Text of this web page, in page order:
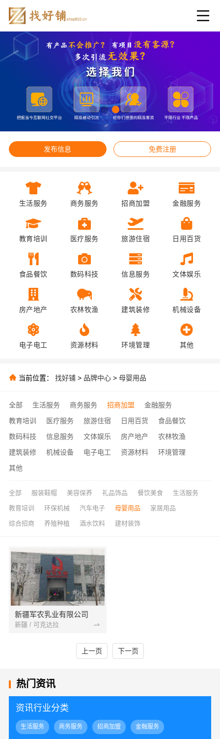
发布信息 免费注册
生活服务 商务服务 招商加盟 金融服务
教育培训 医疗服务 旅游住宿 日用百货
食品餐饮 数码科技 信息服务 文体娱乐
房产地产 农林牧渔 建筑装修 机械设备
电子电工 资源材料 环境管理 其他
当前位置： 找好铺 > 品牌中心 > 母婴用品
全部 生活服务 商务服务 招商加盟
金融服务
教育培训
医疗服务 旅游住宿 日用百货
食品餐饮
数码科技
信息服务 文体娱乐 房产地产
农林牧渔
建筑装修
机械设备 电子电工 资源材料
环境管理
其他
全部 服装鞋帽 美容保养 礼品饰品 餐饮美食 生活服务
教育培训 环保机械 汽车电子 母婴用品 家居用品
综合招商 养殖种植 酒水饮料 建材装饰
新疆军农乳业有限公司
新疆 / 可克达拉
上一页 下一页
热门资讯
资讯行业分类
生活服务 商务服务 招商加盟 金融服务